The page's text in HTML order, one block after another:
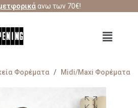
ανω των 70€!
Φορέματα / Midi/Maxi Φορέματα